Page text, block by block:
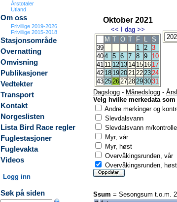
Årstotaler
Utland
Om oss
Frivillige 2019-2026
Frivillige 2015-2018
Stasjonsområde
Overnatting
Omvisning
Publikasjoner
Vedtekter
Transport
Kontakt
Norgeslisten
Lista Bird Race regler
Fuglestasjoner
Fuglevakta
Videos
Logg inn
Søk på siden
Oktober 2021
<< I dag >>
M T O T F L
S
39
1 2 3
404 5 6 7 8 9
10
41 11 12 13 14 15 16 17
42 18 192021222324
4325262728293031
Dagslogg - Månedslogg -
Velg hvilke merkedata
Andre merkinger og
Slevdalsvann
Slevdalsvann m/
Myr, vår
Myr, høst
Overvåkingsrunden, vår
Overvåkingsrunden, høst
Ssum = Sesongsum t.o.m.